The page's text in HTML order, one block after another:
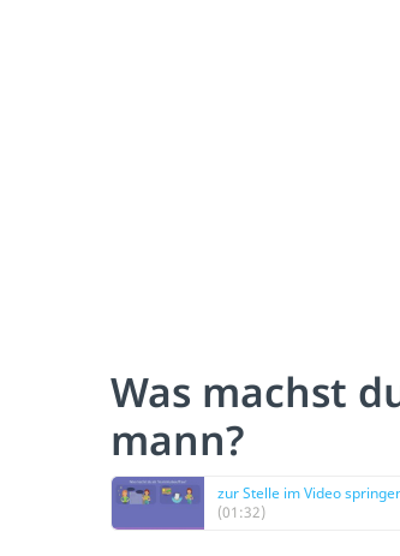
Was machst
mann?
zur Stelle im Video
(01:32)